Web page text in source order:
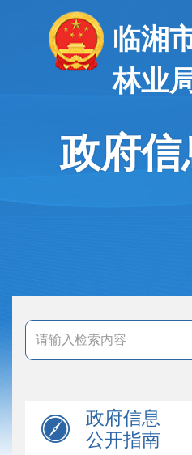
临湘
林业
政府
政府信息
公开指南